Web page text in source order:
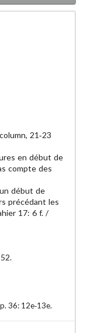
21-23
en début de
compte des
début de
précédant les
17: 6 f. /
36: 12e-13e.